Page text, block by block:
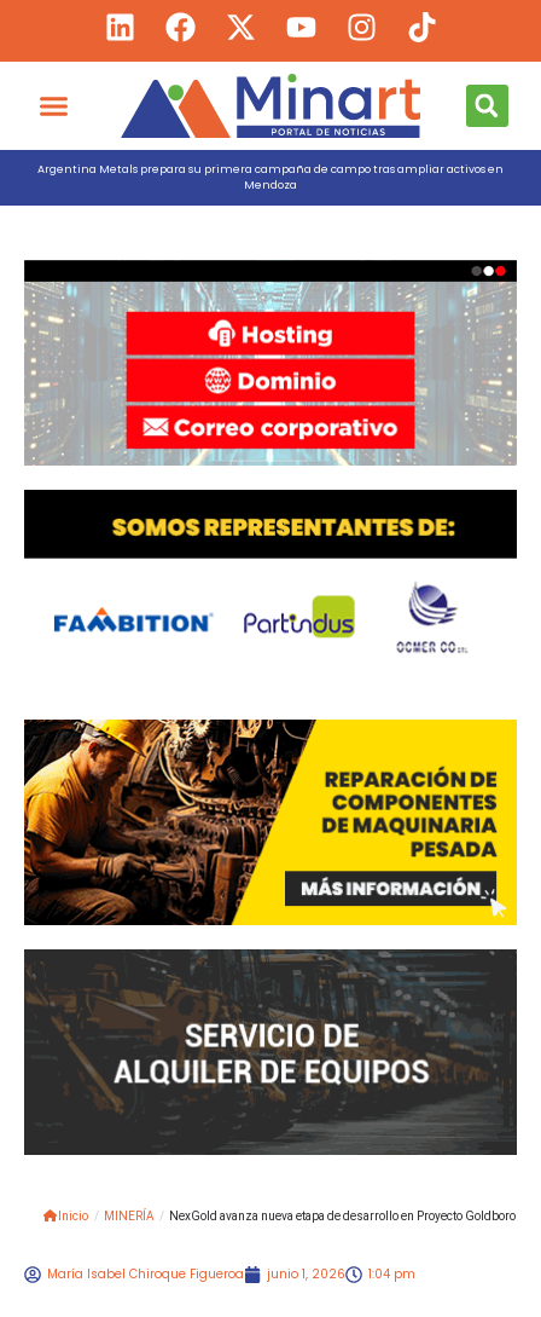
Argentina Metals prepara su primera campaña de campo tras ampliar activos en
Mendoza
Inicio / MINERÍA / NexGold avanza nueva etapa de desarrollo en Proyecto Goldboro
María Isabel Chiroque Figueroa junio 1, 2026 1:04 pm